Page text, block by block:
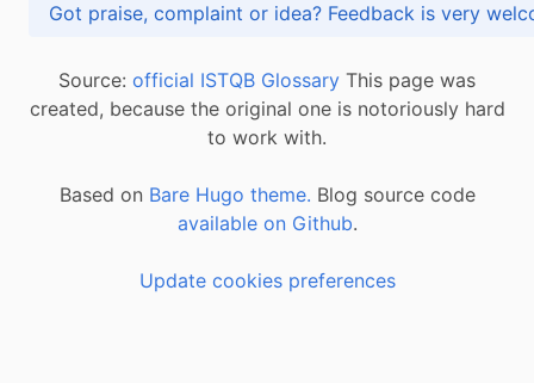
Got praise, complaint or idea? Feedback is
Source: official ISTQB Glossary This page was
created, because the original one is notoriously hard
to work with.
Based on Bare Hugo theme. Blog source code
available on Github.
Update cookies preferences